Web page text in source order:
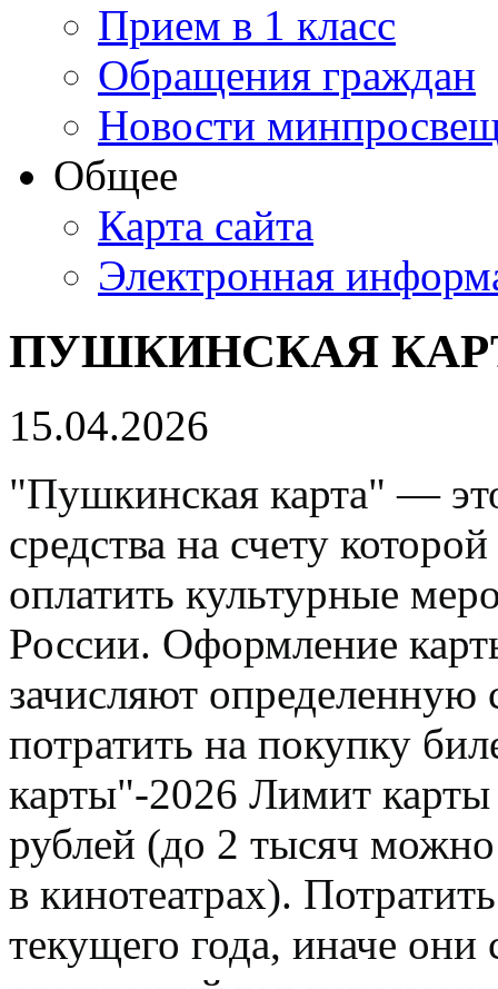
Прием в 1 класс
Обращения граждан
Новости
Общее
Карта сайта
Электронная
ПУШКИНСКАЯ
15.04.2026
"Пушкинская карта" —
средства на счету
оплатить культурные
России. Оформление
зачисляют
потратить на покупку
карты"-2026 Лимит карты
рублей (до 2 тысяч
в кинотеатрах).
текущего года, иначе они